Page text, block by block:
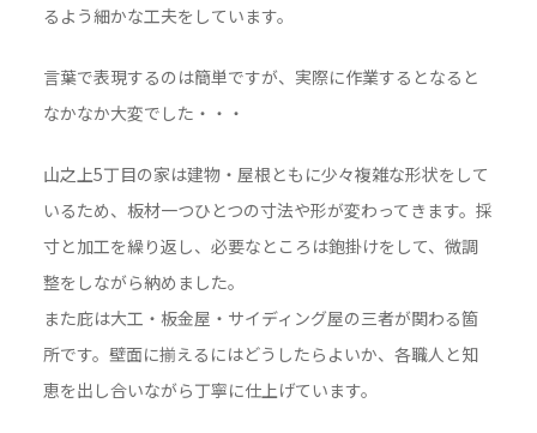
るよう細かな工夫をしています。
言葉で表現するのは簡単ですが、実際に作業するとなると
なかなか大変でした・・・
山之上5丁目の家は建物・屋根ともに少々複雑な形状をして
いるため、板材一つひとつの寸法や形が変わってきます。採
寸と加工を繰り返し、必要なところは鉋掛けをして、微調
整をしながら納めました。
また庇は大工・板金屋・サイディング屋の三者が関わる箇
所です。壁面に揃えるにはどうしたらよいか、各職人と知
恵を出し合いながら丁寧に仕上げています。